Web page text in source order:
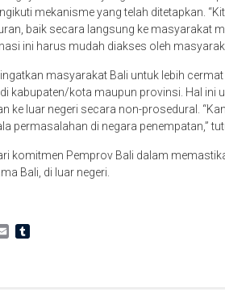
mekanisme yang telah ditetapkan.
baik secara langsung ke masyarakat
ini harus mudah diakses oleh
masyarakat Bali untuk lebih
kabupaten/kota maupun provinsi. Hal ini
ke luar negeri secara non-prosedural.
permasalahan di negara penempatan,”
komitmen Pemprov Bali dalam
Bali, di luar negeri.
Email